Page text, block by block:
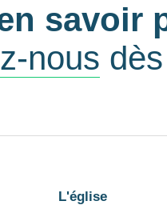
savoir
nous
L'église